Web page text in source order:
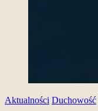
Aktualności Duchowość